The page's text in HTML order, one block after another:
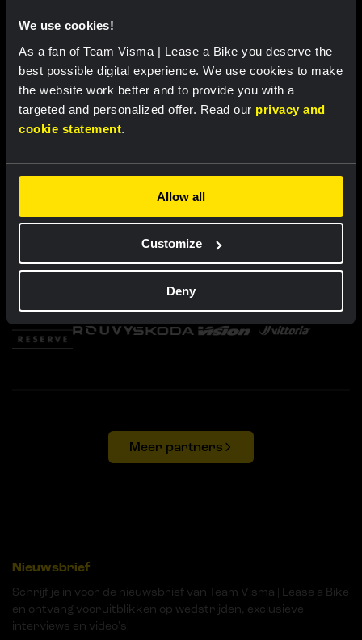
We use cookies!
As a fan of Team Visma | Lease a Bike you deserve the
best possible digital experience. We use cookies to make
the website work better and to provide you with a
targeted and personalized offer. Read our privacy and
cookie statement.
Allow all
Customize
Deny
Meer partners
Nieuwsbrief
Schrijf je in voor de nieuwsbrief van Team Visma | Lease a Bike
en ontvang vooruitblikken op wedstrijden, exclusieve
interviews en video's!